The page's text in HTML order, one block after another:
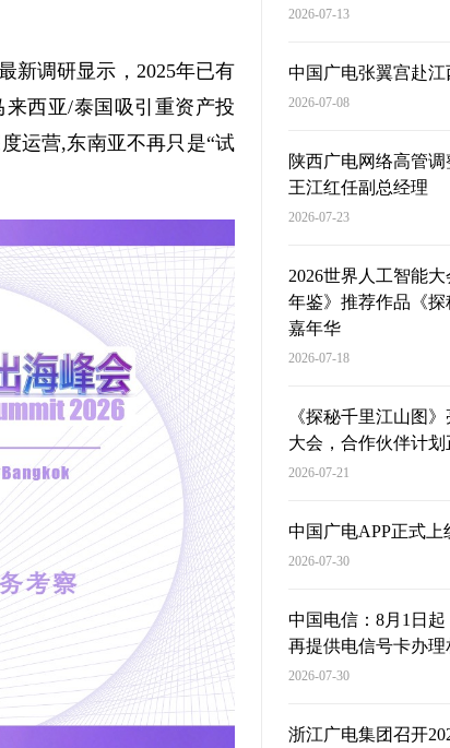
新调研显示，​2025年已有
西亚/泰国吸引重资产投
运营,东南亚不再只是“试
2026-07-13
中国广电张翼宫赴
2026-07-08
陕西广电网络高管调
王江红任副总经理
2026-07-23
2026世界人工智能
年鉴》推荐作品《
嘉年华
2026-07-18
《探秘千里江山图
大会，合作伙伴计划
2026-07-21
中国广电APP正式上
2026-07-30
中国电信：8月1日
再提供电信号卡办理
2026-07-30
浙江广电集团召开